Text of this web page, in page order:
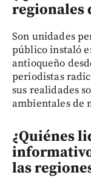
regionales
Son unidades
público instaló
antioqueño
periodistas
sus realidades
ambientales de
¿Quiénes
las